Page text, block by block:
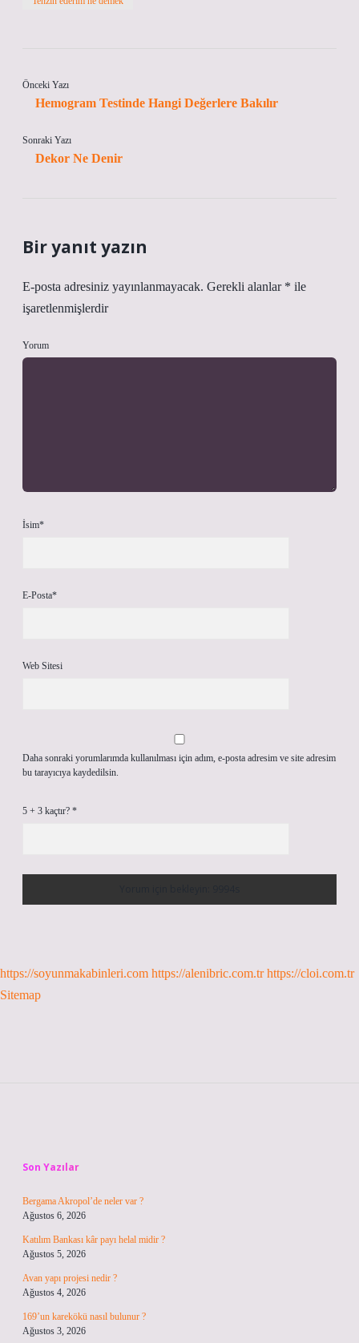
Önceki Yazı
Hemogram Testinde Hangi Değerlere Bakılır
Sonraki Yazı
Dekor Ne Denir
Bir yanıt yazın
E-posta adresiniz yayınlanmayacak. Gerekli alanlar * ile
işaretlenmişlerdir
Yorum
İsim*
E-Posta*
Web Sitesi
Daha sonraki yorumlarımda kullanılması için adım, e-posta adresim ve site adresim
bu tarayıcıya kaydedilsin.
5 + 3 kaçtır? *
https://soyunmakabinleri.com https://alenibric.com.tr https://cloi.com.tr
Sitemap
Son Yazılar
Bergama Akropol’de neler var ?
Ağustos 6, 2026
Katılım Bankası kâr payı helal midir ?
Ağustos 5, 2026
Avan yapı projesi nedir ?
Ağustos 4, 2026
169’un karekökü nasıl bulunur ?
Ağustos 3, 2026